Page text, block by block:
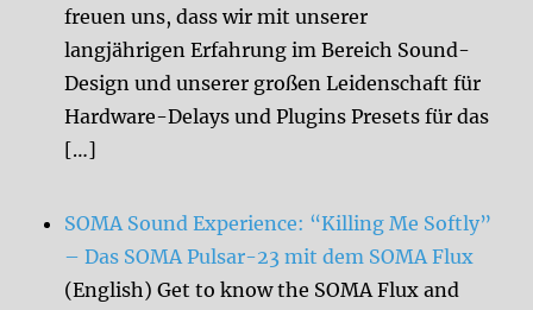
freuen uns, dass wir mit unserer
langjährigen Erfahrung im Bereich Sound-
Design und unserer großen Leidenschaft für
Hardware-Delays und Plugins Presets für das
[…]
SOMA Sound Experience: “Killing Me Softly”
– Das SOMA Pulsar-23 mit dem SOMA Flux
(English) Get to know the SOMA Flux and